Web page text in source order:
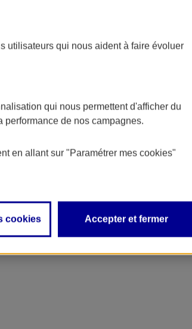
utilisateurs qui nous aident à faire évoluer
qui nous permettent d'afficher du
de nos campagnes.
en allant sur "Paramétrer mes cookies"
cookies Accepter et fermer